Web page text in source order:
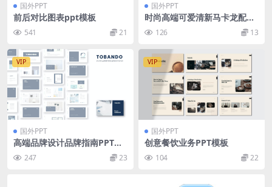
国外PPT
前后对比图表ppt模板
541 21
国外PPT
时尚高端可爱清新马卡龙配色
市场营销powerpoint幻灯片
演示模板（pptx）
126 13
VIP
国外PPT
高端品牌设计品牌指南PPT模
板（PPTX）
247 23
VIP
国外PPT
创意餐饮业务PPT模板
104 22